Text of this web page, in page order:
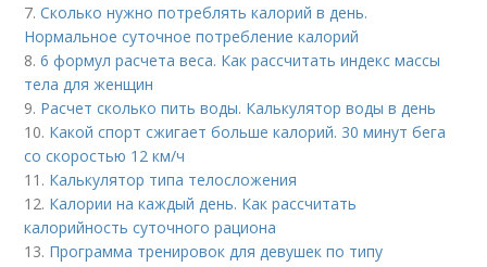
7.Сколько нужно потреблять калорий в день.
Нормальное суточное потребление калорий
8.6 формул расчета веса. Как рассчитать индекс массы
тела для женщин
9. Расчет сколько пить воды. Калькулятор воды в день
10. Какой спорт сжигает больше калорий. 30 минут бега
со скоростью 12 км/ч
11. Калькулятор типа телосложения
12. Калории на каждый день. Как рассчитать
калорийность суточного рациона
13. Программа тренировок для девушек по типу